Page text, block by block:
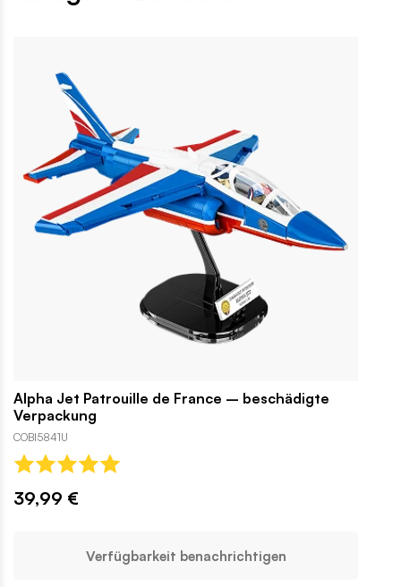
Alpha Jet Patrouille de France – beschädigte
Verpackung
COBI5841U
39,99 €
Verfügbarkeit benachrichtigen